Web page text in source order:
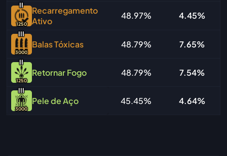
II
1250
Recarregamento
Ativo
48.97% 4.45%
III
3000
Balas Tóxicas 48.79% 7.65%
II
1250
Retornar Fogo 48.79% 7.54%
III
3000
Pele de Aço 45.45% 4.64%